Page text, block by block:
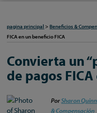
pagina principal >Beneficios &
FICA en un beneficio FICA
Convierta un
de pagos
PorSharon
& Compensación